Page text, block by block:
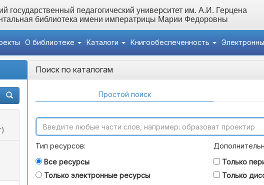
государственный педагогический университет им. А.И. Герцена
библиотека имени императрицы Марии Федоровны
О библиотеке Каталоги Книгообеспеченность
Поиск по каталогам
Простой поиск
Тип ресурсов:
Все ресурсы
Только электронные ресурсы
Только
Только